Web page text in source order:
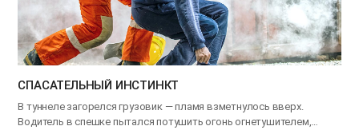
СПАСАТЕЛЬНЫЙ ИНСТИНКТ
В туннеле загорелся грузовик — пламя взметнулось вверх.
Водитель в спешке пытался потушить огонь огнетушителем,…